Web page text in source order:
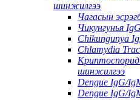
шинжилгээ
Чагасын
Чикунгунья
Chikungunya
Chlamydia
шинжилгээ
Dengue IgG/
Dengue IgG/